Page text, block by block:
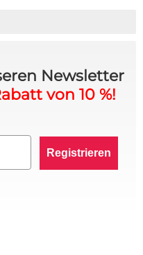
Newsletter
von 10 %!
Registrieren
AUF IHRE
Club an und bleiben
alle Werbeaktionen,